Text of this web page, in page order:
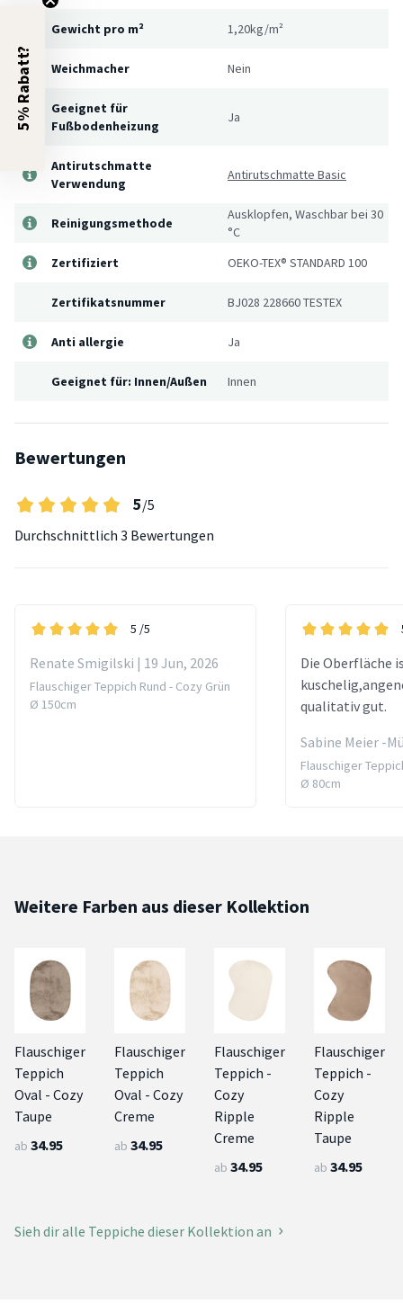
Gewicht pro m² 1,20kg/m²
Weichmacher Nein
Geeignet für
Fußbodenheizung
Ja
Antirutschmatte
Verwendung
Antirutschmatte Basic
Reinigungsmethode
Ausklopfen, Waschbar bei 30
°C
Zertifiziert
OEKO-TEX® STANDARD 100
Zertifikatsnummer BJ028 228660 TESTEX
Anti allergie Ja
Geeignet für: Innen/Außen Innen
Bewertungen
5/5
Durchschnittlich 3 Bewertungen
5 /5
Renate Smigilski | 19 Jun, 2026
Flauschiger Teppich Rund - Cozy Grün
Ø 150cm
Die Oberfläche
qualitativ gut.
Sabine Meier -
Flauschiger
Ø 80cm
Weitere Farben aus dieser Kollektion
Flauschiger
Teppich
Oval - Cozy
Taupe
ab 34.95
Flauschiger
Teppich
Oval - Cozy
Creme
ab 34.95
Flauschiger
Teppich -
Cozy
Ripple
Creme
ab 34.95
Flauschiger
Teppich -
Cozy
Ripple
Taupe
ab 34.95
Sieh dir alle Teppiche dieser Kollektion an
5% Rabatt?